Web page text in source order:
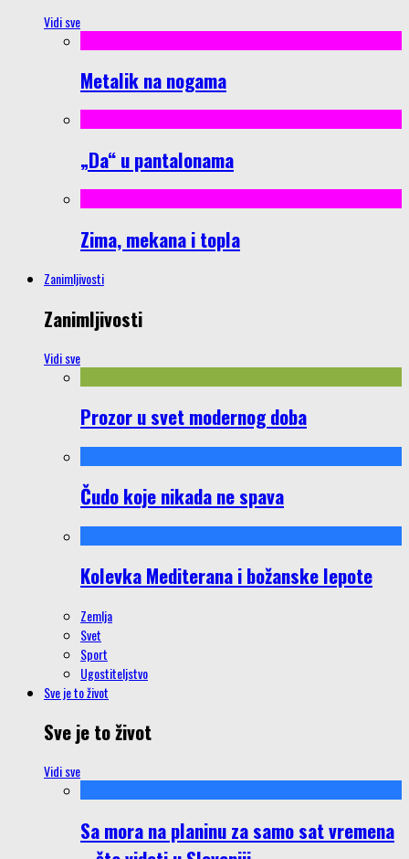
Vidi sve
Metalik na nogama
„Da“ u pantalonama
Zima, mekana i topla
Zanimljivosti
Zanimljivosti
Vidi sve
Prozor u svet modernog doba
Čudo koje nikada ne spava
Kolevka Mediterana i božanske lepote
Zemlja
Svet
Sport
Ugostiteljstvo
Sve je to život
Sve je to život
Vidi sve
Sa mora na planinu za samo sat vremena